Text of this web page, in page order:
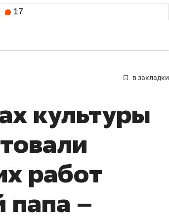
17
в закладки
культуры
работ
папа –